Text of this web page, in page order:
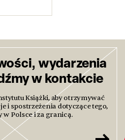
wydarzenia
w kontakcie
Książki, aby otrzymywać
i spostrzeżenia dotyczące tego,
Polsce i za granicą.